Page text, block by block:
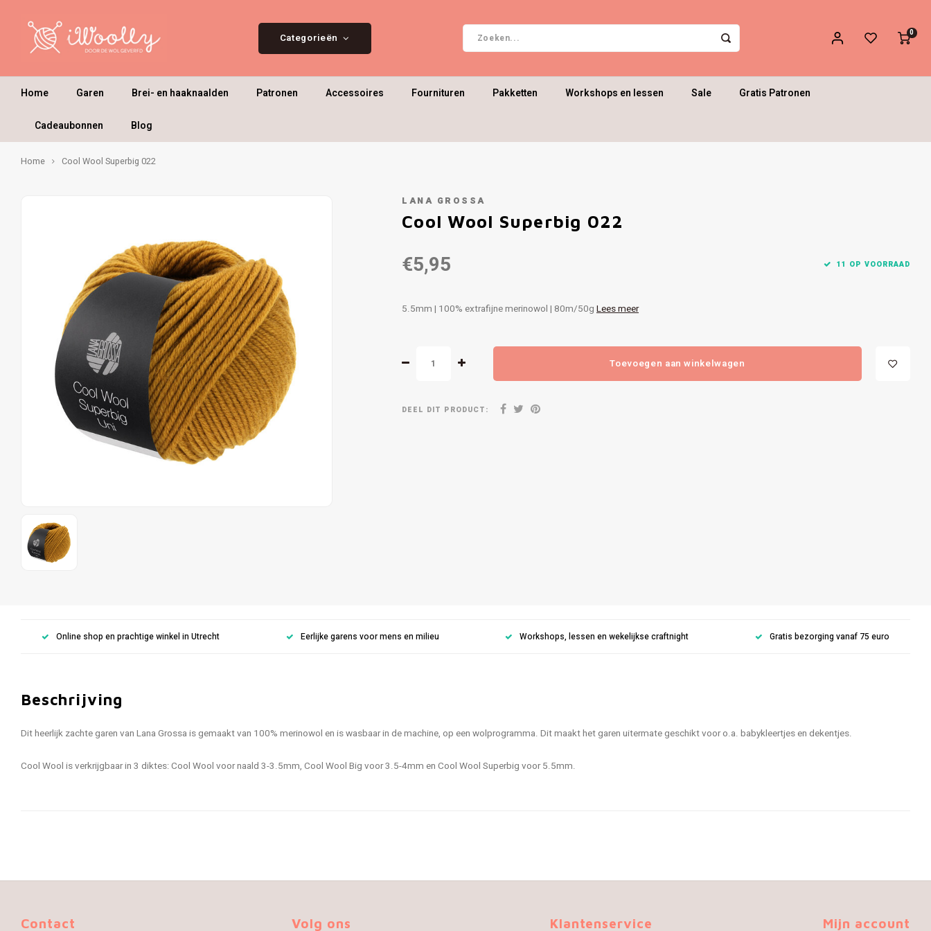
Categorieën 0
Home Garen Brei- en haaknaalden Patronen Accessoires Fournituren Pakketten Workshops en lessen Sale Gratis Patronen
Cadeaubonnen Blog
Home Cool Wool Superbig 022
LANA GROSSA
Cool Wool Superbig 022
€5,95 11 OP VOORRAAD
5.5mm | 100% extrafijne merinowol | 80m/50g Lees meer
Toevoegen aan winkelwagen
DEEL DIT PRODUCT:
Online shop en prachtige winkel in Utrecht Eerlijke garens voor mens en milieu Workshops, lessen en wekelijkse craftnight Gratis bezorging vanaf 75 euro
Beschrijving
Dit heerlijk zachte garen van Lana Grossa is gemaakt van 100% merinowol en is wasbaar in de machine, op een wolprogramma. Dit maakt het garen uitermate geschikt voor o.a. babykleertjes en dekentjes.
Cool Wool is verkrijgbaar in 3 diktes: Cool Wool voor naald 3-3.5mm, Cool Wool Big voor 3.5-4mm en Cool Wool Superbig voor 5.5mm.
Contact Volg ons Klantenservice Mijn account